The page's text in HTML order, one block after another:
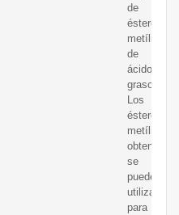
de
ésteres
metílicos
de
ácidos
grasos.
Los
ésteres
metílicos
obtenidos
se
pueden
utilizar
para